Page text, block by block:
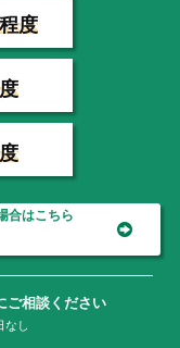
度
合はこちら
ご相談ください
なし